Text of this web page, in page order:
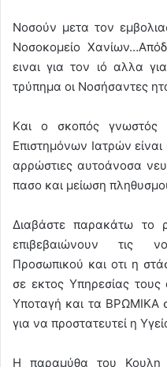
Νοσούν μετα τον
Νοσοκομείο
ειναι για τον ιό αλλα
τρύπημα οι Νοσήσαντες
Kαι ο σκοπός γνωστός
Επιστημόνων Ιατρών
αρρώστιες αυτοάνοσα
πασο και μείωση
Διαβάστε παρακάτω το
επιβεβαιώνουν τις
Προσωπικού και οτι η
σε εκτος Υπηρεσίας τους
Υποταγή και τα ΒΡΩΜΙΚΑ
για να προστατευτεί η
Η παραμύθα του Κουλη